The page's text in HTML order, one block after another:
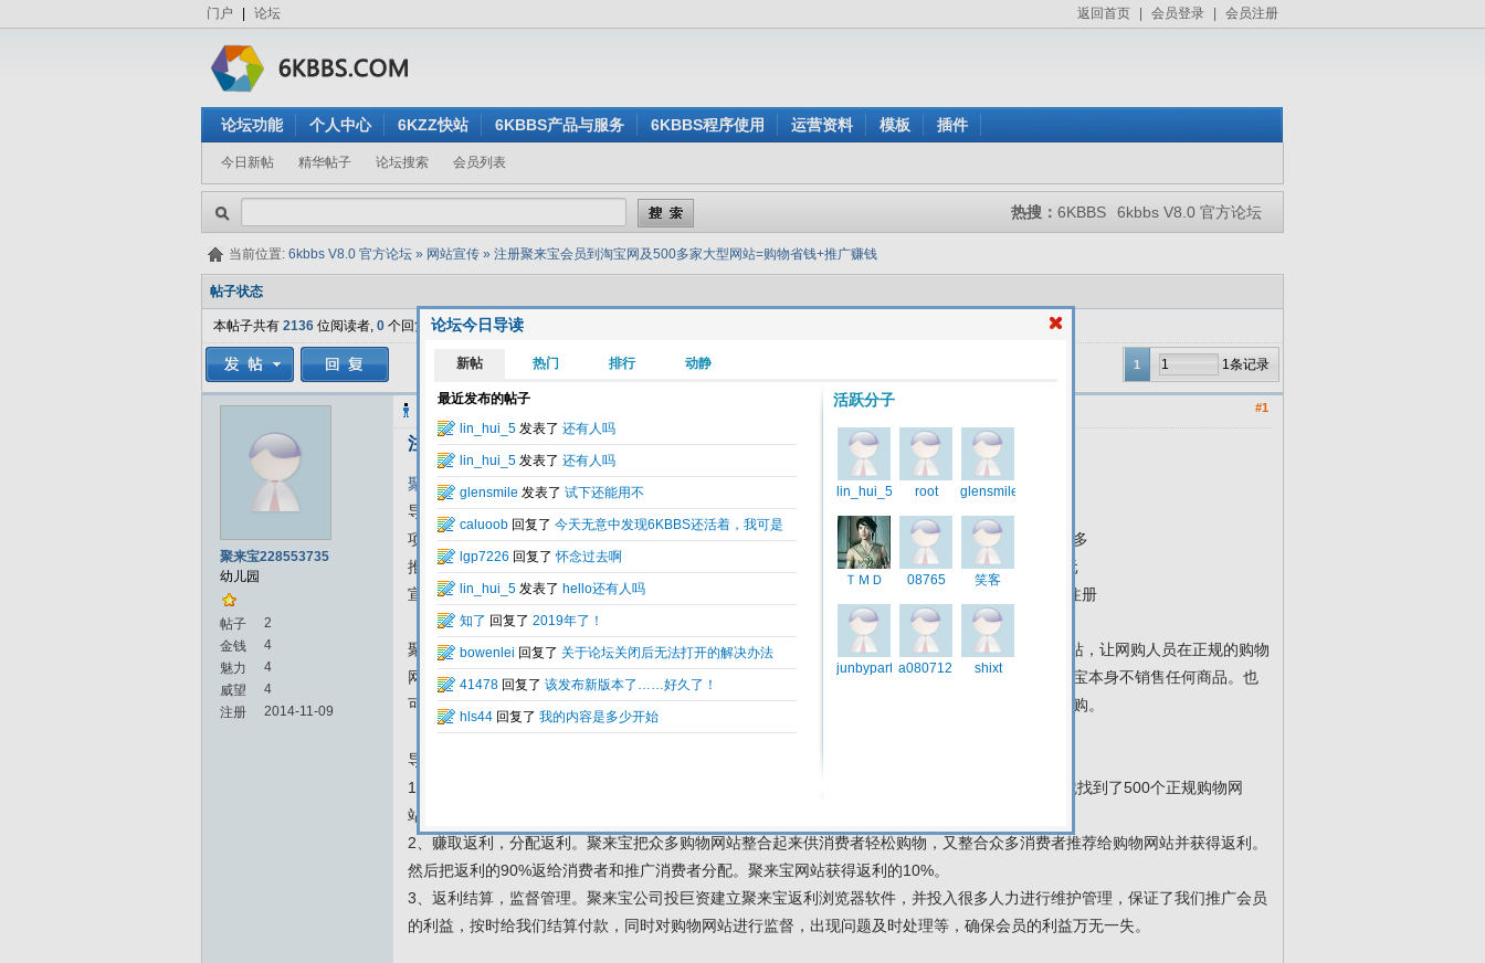
门户 论坛 返回首页 会员登录 会员注册
论坛功能 个人中心 6KZZ快站 6KBBS产品与服务 6KBBS程序使用 运营资料 模板 插件
今日新帖 精华帖子 论坛搜索 会员列表
热搜： 6KBBS 6kbbs V8.0 官方论坛
论坛今日导读
当前位置: 6kbbs V8.0 官方论坛 » 网站宣传 » 注册聚来宝会员到淘宝网及500多家大型网站=购物省钱+推广赚钱
帖子状态
本帖子共有 2136 位阅读者, 0 个回复.
1 1条记录
聚来宝228553735
幼儿园
帖子
2
金钱
4
魅力
4
威望
4
注册
2014-11-09
聚来宝228553735 #1
注册聚来宝会员到淘宝网及500多家大型网站=购物省钱+推广赚钱
聚来宝推广交流中心
导购网——聚来宝
项目特点：从注册到提现不收一分钱，完全免费，宣传推广就可以赚大钱，推荐的人越多挣钱就越多
推广效益：你直接宣传推荐10个人注册，做到10*10复制，你的年薪可过十万元 百万元 甚至千万元
宣传对象：在QQ里宣传大学生群、中学生群、开网店群、工薪阶层等，在地面找经常网购的人群注册
聚来宝是导购网，其主要任务就是把准备在网上购物的人群引导到全国500多个正规知名的购物网站，让网购人员在正规的购物
网站选择自己需要的商品。聚来宝就是专门为网购人员引路服务的，但本身不是购物网，所以聚来宝本身不销售任何商品。也
可以说聚来宝是个中介服务网站，在客户与购物网站间起着桥梁和中介的作用。引导到正规网站网购。
导购网——聚来宝有三大功能：
1、方便网购，避免上当受骗。她把全国知名的500多个正规购物网站汇聚在一起，找到了聚来宝就找到了500个正规购物网
站，非常方便网购人员网购，同时彻底避免了找错网站，甚至在假的购物网站 上当受骗。
2、赚取返利，分配返利。聚来宝把众多购物网站整合起来供消费者轻松购物，又整合众多消费者推荐给购物网站并获得返利。
然后把返利的90%返给消费者和推广消费者分配。聚来宝网站获得返利的10%。
3、返利结算，监督管理。聚来宝公司投巨资建立聚来宝返利浏览器软件，并投入很多人力进行维护管理，保证了我们推广会员
的利益，按时给我们结算付款，同时对购物网站进行监督，出现问题及时处理等，确保会员的利益万无一失。